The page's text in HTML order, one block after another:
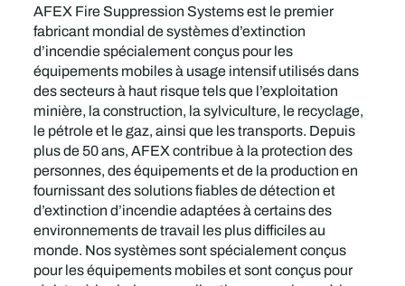
AFEX Fire Suppression Systems est le premier
fabricant mondial de systèmes d’extinction
d’incendie spécialement conçus pour les
équipements mobiles à usage intensif utilisés dans
des secteurs à haut risque tels que l’exploitation
minière, la construction, la sylviculture, le recyclage,
le pétrole et le gaz, ainsi que les transports. Depuis
plus de 50 ans, AFEX contribue à la protection des
personnes, des équipements et de la production en
fournissant des solutions fiables de détection et
d’extinction d’incendie adaptées à certains des
environnements de travail les plus difficiles au
monde. Nos systèmes sont spécialement conçus
pour les équipements mobiles et sont conçus pour